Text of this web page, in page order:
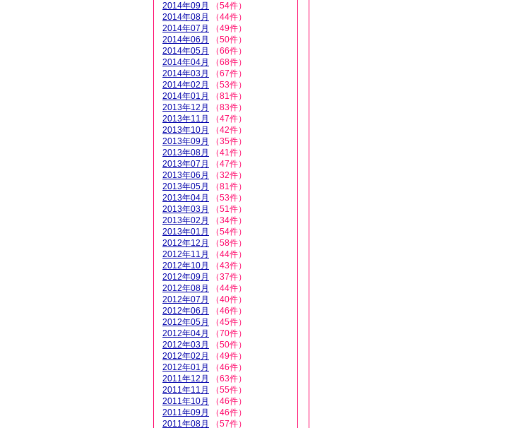
2014年09月
（54件）
2014年08月
（44件）
2014年07月
（49件）
2014年06月
（50件）
2014年05月
（66件）
2014年04月
（68件）
2014年03月
（67件）
2014年02月
（53件）
2014年01月
（81件）
2013年12月
（83件）
2013年11月
（47件）
2013年10月
（42件）
2013年09月
（35件）
2013年08月
（41件）
2013年07月
（47件）
2013年06月
（32件）
2013年05月
（81件）
2013年04月
（53件）
2013年03月
（51件）
2013年02月
（34件）
2013年01月
（54件）
2012年12月
（58件）
2012年11月
（44件）
2012年10月
（43件）
2012年09月
（37件）
2012年08月
（44件）
2012年07月
（40件）
2012年06月
（46件）
2012年05月
（45件）
2012年04月
（70件）
2012年03月
（50件）
2012年02月
（49件）
2012年01月
（46件）
2011年12月
（63件）
2011年11月
（55件）
2011年10月
（46件）
2011年09月
（46件）
2011年08月
（57件）